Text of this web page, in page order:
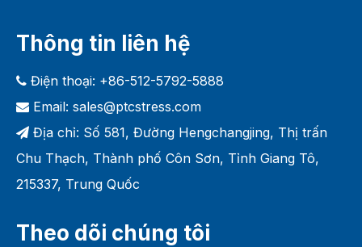
Thông tin liên hệ
 Điện thoại: +86-512-5792-5888
 Email: sales@ptcstress.com
 Địa chỉ: Số 581, Đường Hengchangjing, Thị trấn
Chu Thạch, Thành phố Côn Sơn, Tỉnh Giang Tô,
215337, Trung Quốc
Theo dõi chúng tôi